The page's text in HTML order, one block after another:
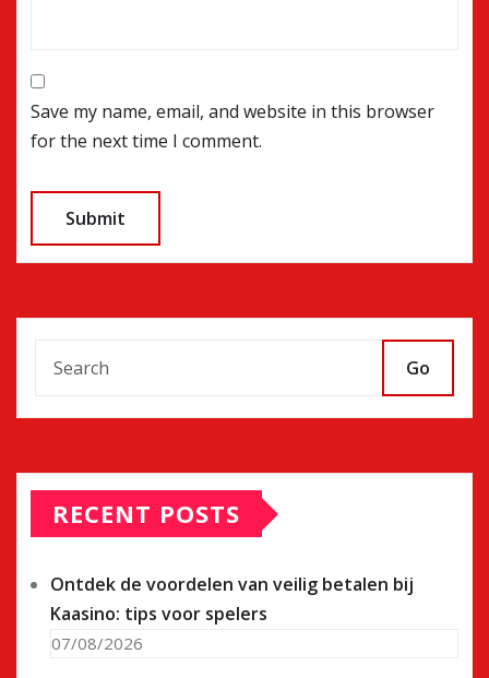
Save my name, email, and website in this browser
for the next time I comment.
Go
RECENT POSTS
Ontdek de voordelen van veilig betalen bij
Kaasino: tips voor spelers
07/08/2026